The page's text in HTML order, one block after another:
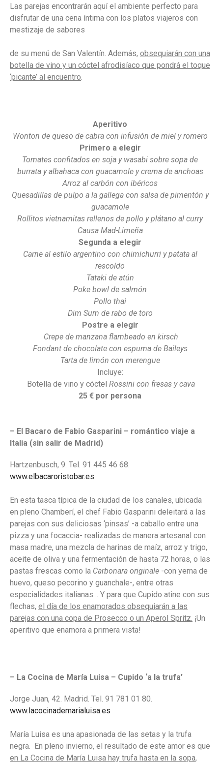
Las parejas encontrarán aquí el ambiente perfecto para
disfrutar de una cena íntima con los platos viajeros con
mestizaje de sabores
de su menú de San Valentín. Además, obsequiarán con una
botella de vino y un cóctel afrodisíaco que pondrá el toque
‘picante’ al encuentro.
Aperitivo
Wonton de queso de cabra con infusión de miel y romero
Primero a elegir
Tomates confitados en soja y wasabi sobre sopa de
burrata y albahaca con guacamole y crema de anchoas
Arroz al carbón con ibéricos
Quesadillas de pulpo a la gallega con salsa de pimentón y
guacamole
Rollitos vietnamitas rellenos de pollo y plátano al curry
Causa Mad-Limeña
Segunda a elegir
Carne al estilo argentino con chimichurri y patata al
rescoldo
Tataki de atún
Poke bowl de salmón
Pollo thai
Dim Sum de rabo de toro
Postre a elegir
Crepe de manzana flambeado en kirsch
Fondant de chocolate con espuma de Baileys
Tarta de limón con merengue
Incluye:
Botella de vino y cóctel Rossini con fresas y cava
25 € por persona
– El Bacaro de Fabio Gasparini – romántico viaje a
Italia (sin salir de Madrid)
Hartzenbusch, 9. Tel. 91 445 46 68.
www.elbacaroristobar.es
En esta tasca típica de la ciudad de los canales, ubicada
en pleno Chamberí, el chef Fabio Gasparini deleitará a las
parejas con sus deliciosas ‘pinsas’ -a caballo entre una
pizza y una focaccia- realizadas de manera artesanal con
masa madre, una mezcla de harinas de maíz, arroz y trigo,
aceite de oliva y una fermentación de hasta 72 horas, o las
pastas frescas como la Carbonara originale -con yema de
huevo, queso pecorino y guanchale-, entre otras
especialidades italianas… Y para que Cupido atine con sus
flechas, el día de los enamorados obsequiarán a las
parejas con una copa de Prosecco o un Aperol Spritz. ¡Un
aperitivo que enamora a primera vista!
– La Cocina de María Luisa – Cupido ‘a la trufa’
Jorge Juan, 42. Madrid. Tel. 91 781 01 80.
www.lacocinademarialuisa.es
María Luisa es una apasionada de las setas y la trufa
negra. En pleno invierno, el resultado de este amor es que
en La Cocina de María Luisa hay trufa hasta en la sopa,